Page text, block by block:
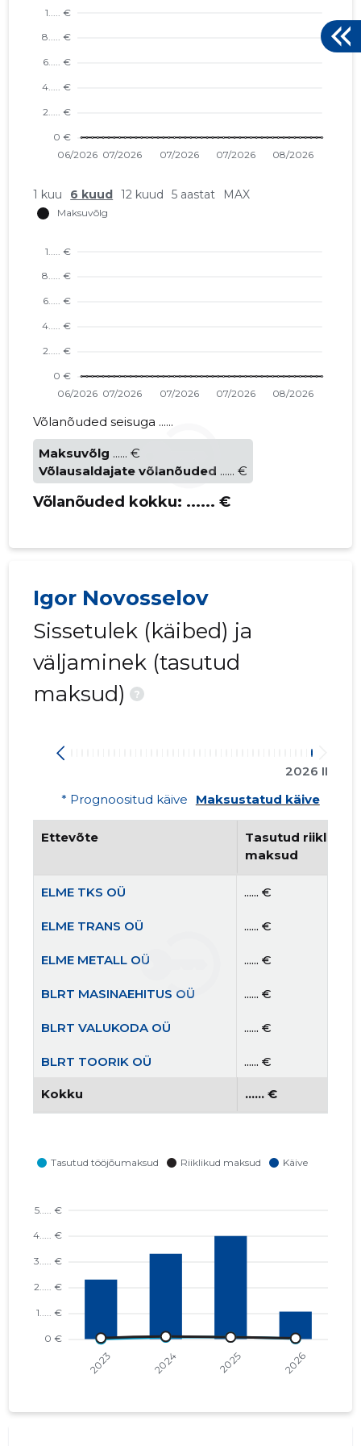
1 kuu 6 kuud 12 kuud 5 aastat MAX
Võlanõuded seisuga ......
Maksuvõlg ...... €
Võlausaldajate võlanõuded ...... €
Võlanõuded kokku: ...... €
Igor Novosselov
Sissetulek (käibed) ja
väljaminek (tasutud
maksud)
?
2026 II
* Prognoositud käive
Maksustatud käive
Ettevõte
Tasutud riiklikud
maksud
ELME TKS OÜ ...... €
ELME TRANS OÜ ...... €
ELME METALL OÜ ...... €
BLRT MASINAEHITUS OÜ ...... €
BLRT VALUKODA OÜ ...... €
BLRT TOORIK OÜ ...... €
ELME AS ...... €
Kokku ...... €